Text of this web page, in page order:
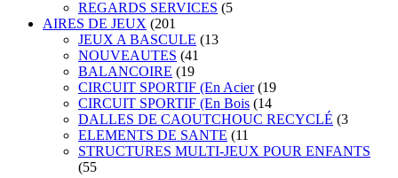
REGARDS SERVICES (5
AIRES DE JEUX (201
JEUX A BASCULE (13
NOUVEAUTES (41
BALANCOIRE (19
CIRCUIT SPORTIF (En Acier (19
CIRCUIT SPORTIF (En Bois (14
DALLES DE CAOUTCHOUC RECYCLÉ (3
ELEMENTS DE SANTE (11
STRUCTURES MULTI-JEUX POUR ENFANTS
(55